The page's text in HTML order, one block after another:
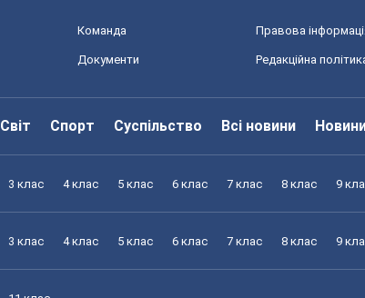
Команда Правова
Документи Редакційна
Світ Спорт Суспільство Всі новини
3 клас 4 клас 5 клас 6 клас 7 клас 8 клас 9
3 клас 4 клас 5 клас 6 клас 7 клас 8 клас 9